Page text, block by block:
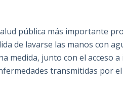
pública más importante
de lavarse las manos con
medida, junto con el acceso
transmitidas por el